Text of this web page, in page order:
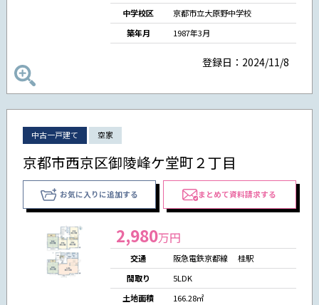
中学校区
京都市立大原野中学校
築年月
1987年3月
登録日：2024/11/8
中古一戸建て 空家
京都市西京区御陵峰ケ堂町２丁目
お気に入りに追加する まとめて資料請求する
2,980万円
交通
阪急電鉄京都線 桂駅
間取り
5LDK
土地面積
166.28㎡